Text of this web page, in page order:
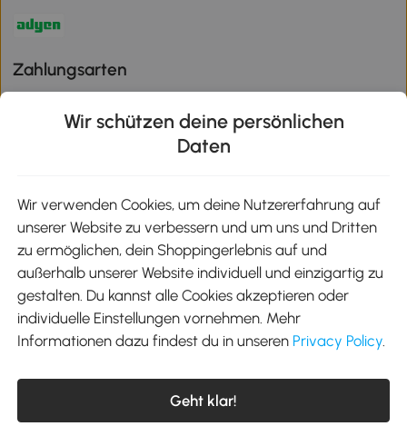
Zahlungsarten
Aosom-App
Google Play
Tel.: +49 40 87408465
kontakt@aosom.de
Telefonservice Mo.-Fr. 9:00-17:30 Uhr
Wir schützen deine persönlichen
Daten
Wir verwenden Cookies, um deine Nutzererfahrung auf
unserer Website zu verbessern und um uns und Dritten
zu ermöglichen, dein Shoppingerlebnis auf und
außerhalb unserer Website individuell und einzigartig zu
gestalten. Du kannst alle Cookies akzeptieren oder
individuelle Einstellungen vornehmen. Mehr
Informationen dazu findest du in unseren Privacy Policy.
Geht klar!